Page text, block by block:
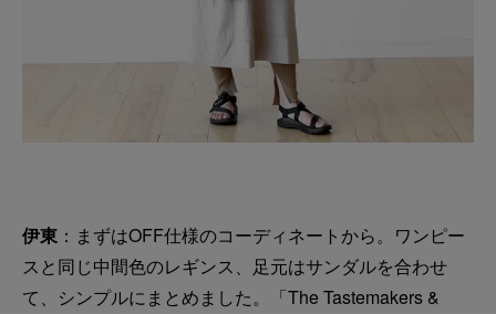
伊東 ：まずはOFF仕様のコーディネートから。ワンピー
スと同じ中間色のレギンス、足元はサンダルを合わせ
て、シンプルにまとめました。「The Tastemakers &